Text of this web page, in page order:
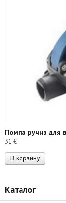
Помпа ручна для
31 €
В корзину
Каталог